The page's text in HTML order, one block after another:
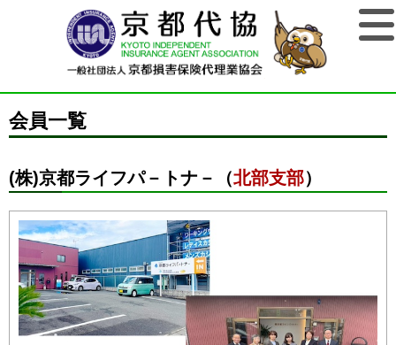
会員一覧
(株)京都ライフパ－トナ－（北部支部）